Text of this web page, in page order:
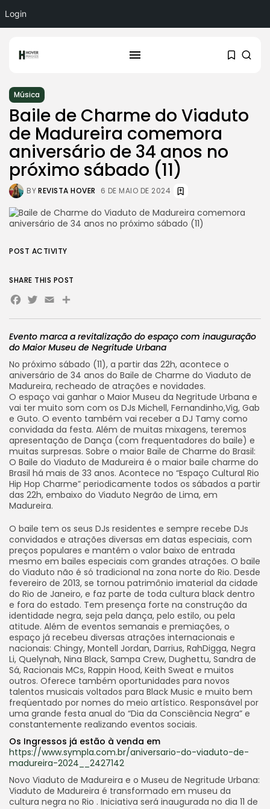
Login
Música
Baile de Charme do Viaduto
de Madureira comemora
aniversário de 34 anos no
próximo sábado (11)
BYREVISTA HOVER 6 DE MAIO DE 2024
Evento marca a revitalização do espaço com inauguração
do Maior Museu de Negritude Urbana
No próximo sábado (11), a partir das 22h, acontece o
aniversário de 34 anos do Baile de Charme do Viaduto de
Madureira, recheado de atrações e novidades.
O espaço vai ganhar o Maior Museu da Negritude Urbana e
vai ter muito som com os DJs Michell, Fernandinho,Vig, Gab
e Guto. O evento também vai receber a DJ Tamy como
convidada da festa. Além de muitas mixagens, teremos
apresentação de Dança (com frequentadores do baile) e
muitas surpresas. Sobre o maior Baile de Charme do Brasil:
O Baile do Viaduto de Madureira é o maior baile charme do
Brasil há mais de 33 anos. Acontece no “Espaço Cultural Rio
Hip Hop Charme” periodicamente todos os sábados a partir
das 22h, embaixo do Viaduto Negrão de Lima, em
Madureira.
O baile tem os seus DJs residentes e sempre recebe DJs
convidados e atrações diversas em datas especiais, com
preços populares e mantém o valor baixo de entrada
mesmo em bailes especiais com grandes atrações. O baile
do Viaduto não é só tradicional na zona norte do Rio. Desde
fevereiro de 2013, se tornou patrimônio imaterial da cidade
do Rio de Janeiro, e faz parte de toda cultura black dentro
e fora do estado. Tem presença forte na construção da
identidade negra, seja pela dança, pelo estilo, ou pela
atitude. Além de eventos semanais e premiações, o
espaço já recebeu diversas atrações internacionais e
nacionais: Chingy, Montell Jordan, Darrius, RahDigga, Negra
Li, Quelynah, Nina Black, Sampa Crew, Dughettu, Sandra de
Sá, Racionais MCs, Rappin Hood, Keith Sweat e muitos
outros. Oferece também oportunidades para novos
talentos musicais voltados para Black Music e muito bem
freqüentado por nomes do meio artístico. Responsável por
uma grande festa anual do “Dia da Consciência Negra” e
constantemente realizando eventos sociais.
Os Ingressos já estão à venda em
https://www.sympla.com.br/aniversario-do-viaduto-de-
madureira-2024__2427142
Novo Viaduto de Madureira e o Museu de Negritude Urbana:
Viaduto de Madureira é transformado em museu da
cultura negra no Rio . Iniciativa será inaugurada no dia 11 de
POST ACTIVITY
SHARE THIS POST
Facebook
Twitter
EmailShare